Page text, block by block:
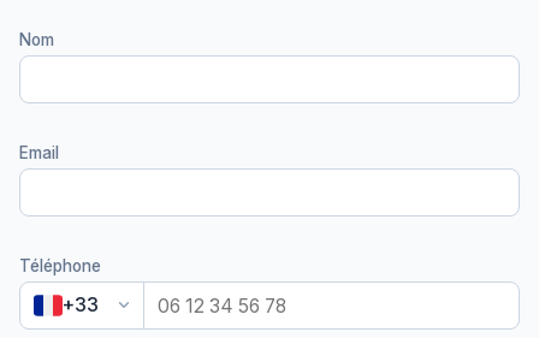
Nom
Email
Téléphone
+33 keyboard_arrow_down